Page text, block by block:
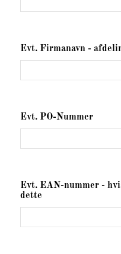
Evt. Firmanavn -
Evt. PO-Nummer
Evt. EAN-nummer -
dette